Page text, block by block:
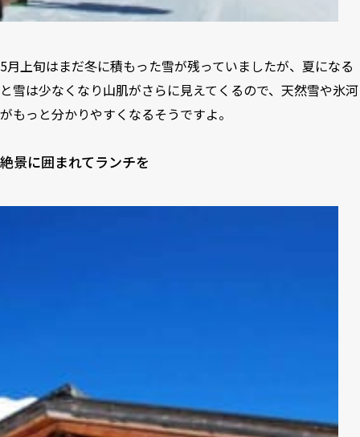
5月上旬はまだ冬に積もった雪が残っていましたが、夏になる
と雪は少なくなり山肌がさらに見えてくるので、天然雪や氷河
がもっと分かりやすくなるそうですよ。
絶景に囲まれてランチを